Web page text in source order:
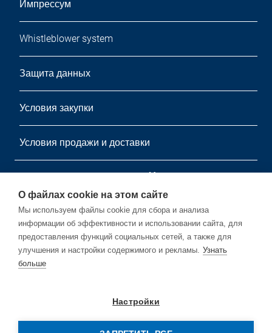
Импрессум
Whistleblower system
Защита данных
Условия закупки
Условия продажи и доставки
информационный листок
Подпишитесь на нашу бесплатную рассылку.
О файлах cookie на этом сайте
Мы используем файлы cookie для сбора и анализа
информации об эффективности и использовании сайта, для
предоставления функций социальных сетей, а также для
улучшения и настройки содержимого и рекламы. Узнать
больше
Настройки